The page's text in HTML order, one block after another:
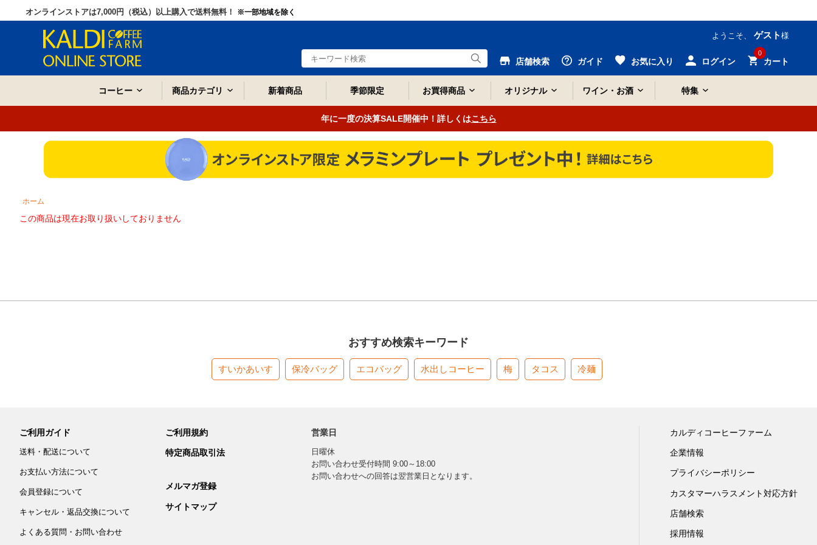
オンラインストアは7,000円（税込）以上購入で送料無料！ ※一部地域を除く
ようこそ、 ゲスト 様
店舗検索 ガイド お気に入り ログイン
0
カート
コーヒー 商品カテゴリ 新着商品 季節限定 お買得商品 オリジナル ワイン・お酒 特集
年に一度の決算SALE開催中！詳しくはこちら
ホーム
この商品は現在お取り扱いしておりません
おすすめ検索キーワード
すいかあいす 保冷バッグ エコバッグ 水出しコーヒー 梅 タコス 冷麺
ご利用ガイド
送料・配送について
お支払い方法について
会員登録について
キャンセル・返品交換について
よくある質問・お問い合わせ
ご利用規約
特定商品取引法
メルマガ登録
サイトマップ
営業日
日曜休
お問い合わせ受付時間 9:00～18:00
お問い合わせへの回答は翌営業日となります。
カルディコーヒーファーム
企業情報
プライバシーポリシー
カスタマーハラスメント対応方針
店舗検索
採用情報